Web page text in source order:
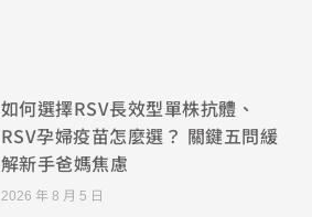
如何選擇RSV長效型單株抗體、
RSV孕婦疫苗怎麼選？ 關鍵五問緩
解新手爸媽焦慮
2026 年 8 月 5 日